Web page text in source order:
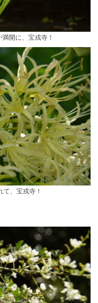
開に、宝戎寺！
、宝戎寺！